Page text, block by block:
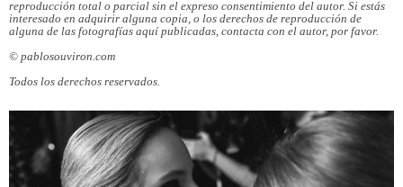
reproducción total o parcial sin el expreso consentimiento del autor. Si estás
interesado en adquirir alguna copia, o los derechos de reproducción de
alguna de las fotografías aquí publicadas, contacta con el autor, por favor.
© pablosouviron.com
Todos los derechos reservados.